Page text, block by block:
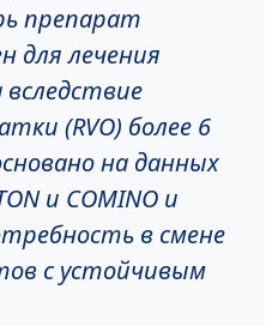
препарат
для лечения
(RVO) более 6
на данных
и COMINO и
в смене
с устойчивым